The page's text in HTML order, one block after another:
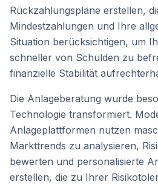
Rückzahlungspläne erstellen,
Mindestzahlungen und Ihre
Situation berücksichtigen, um
schneller von Schulden zu
finanzielle Stabilität
Die Anlageberatung wurde
Technologie transformiert.
Anlageplattformen nutzen
Markttrends zu analysieren,
bewerten und personalisierte
erstellen, die zu Ihrer